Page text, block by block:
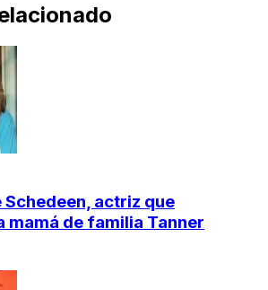
Schedeen, actriz que
mamá de familia Tanner